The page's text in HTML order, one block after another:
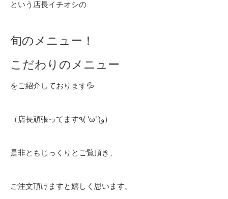
という店長イチオシの
旬のメニュー！
こだわりのメニュー
をご紹介しております💦
（店長頑張ってます٩( ‘ω’ )و）
是非ともじっくりとご覧頂き、
ご注文頂けますと嬉しく思います。